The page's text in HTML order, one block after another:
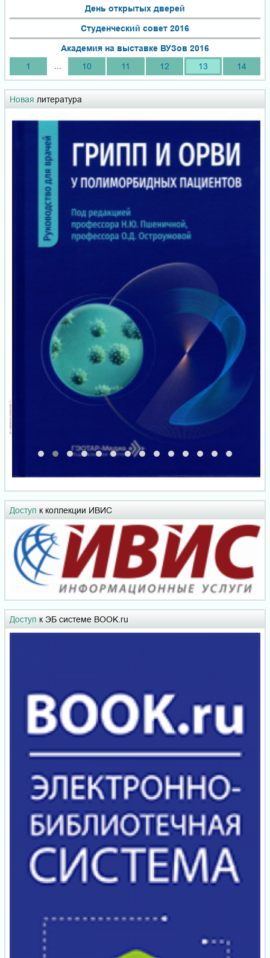
День открытых дверей
Студенческий совет 2016
Академия на выставке ВУЗов 2016
1
10 11 12 13 14
Новая литература
Доступ к коллекции ИВИС
Доступ к ЭБ системе BOOK.ru